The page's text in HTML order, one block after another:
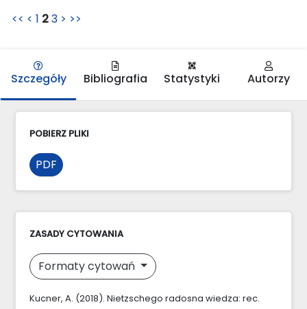
<< < 1 23 > >>
Szczegóły Bibliografia Statystyki Autorzy
POBIERZ PLIKI
PDF
ZASADY CYTOWANIA
Formaty cytowań
Kucner, A. (2018). Nietzschego radosna wiedza: rec.